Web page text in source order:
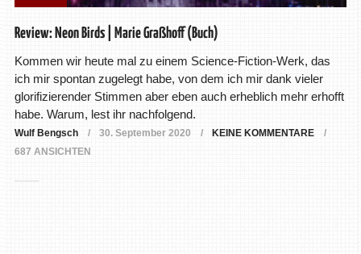
Review: Neon Birds | Marie Graßhoff (Buch)
Kommen wir heute mal zu einem Science-Fiction-Werk, das
ich mir spontan zugelegt habe, von dem ich mir dank vieler
glorifizierender Stimmen aber eben auch erheblich mehr erhofft
habe. Warum, lest ihr nachfolgend.
Wulf Bengsch 30. September 2020
KEINE KOMMENTARE
687 ANSICHTEN